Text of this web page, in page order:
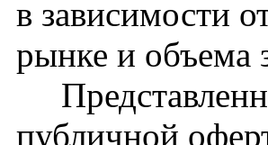
в зависимости
рынке и объема
публичной